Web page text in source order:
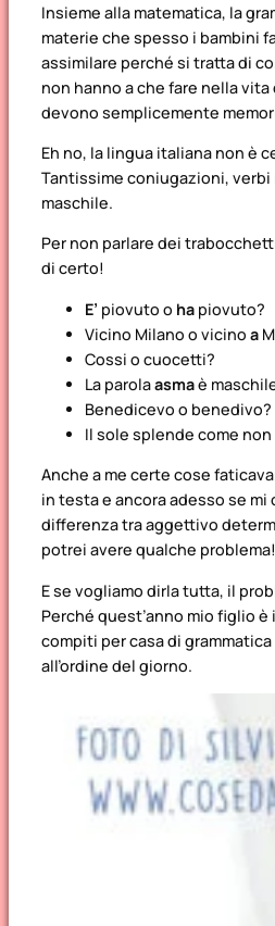
Insieme alla matematica, la
materie che spesso i bambini
assimilare perché si tratta di
non hanno a che fare nella
devono semplicemente
Eh no, la lingua italiana non è
Tantissime coniugazioni,
maschile.
Per non parlare dei
di certo!
E’ piovuto o ha piovuto?
Vicino Milano o vicino a
Cossi o cuocetti?
La parolaasmaè
Benedicevo o benedivo?
Il sole splende come non
Anche a me certe cose
in testa e ancora adesso se
differenza tra aggettivo
potrei avere qualche problema!
E se vogliamo dirla tutta, il
Perché quest’anno mio figlio
compiti per casa di
all’ordine del giorno.